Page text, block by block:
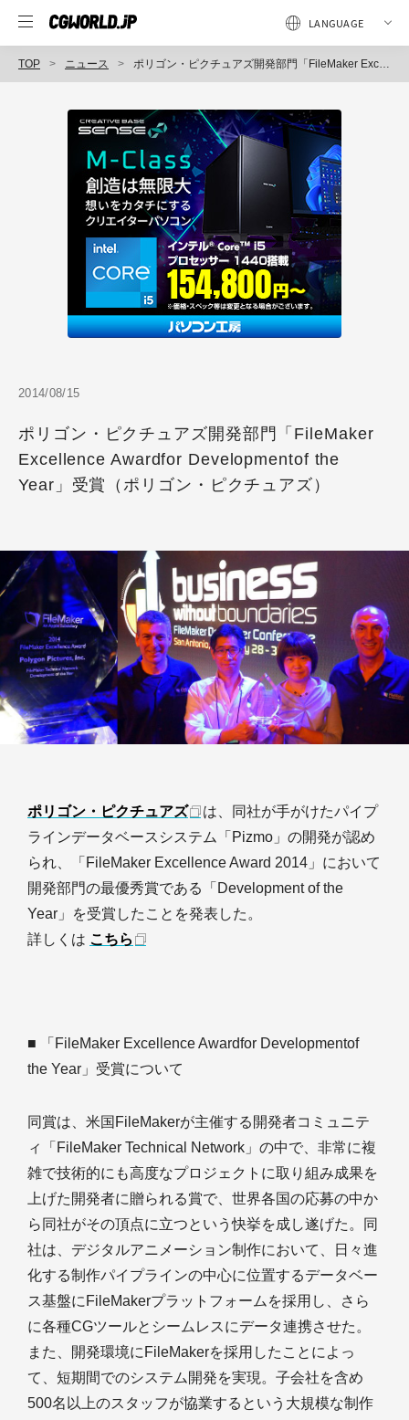
TOP ニュース ポリゴン・ピクチュアズ開発部門「FileMaker Excellence Awardfor Developmentof the Year」受賞（ポリゴン・ピクチュアズ）
2014/08/15
ポリゴン・ピクチュアズ開発部門「FileMaker
Excellence Awardfor Developmentof the
Year」受賞（ポリゴン・ピクチュアズ）
ポリゴン・ピクチュアズ
は、同社が手がけたパイプ
ラインデータベースシステム「Pizmo」の開発が認め
られ、「FileMaker Excellence Award 2014」において
開発部門の最優秀賞である「Development of the
Year」を受賞したことを発表した。
詳しくは こちら
■ 「FileMaker Excellence Awardfor Developmentof
the Year」受賞について
同賞は、米国FileMakerが主催する開発者コミュニテ
ィ「FileMaker Technical Network」の中で、非常に複
雑で技術的にも高度なプロジェクトに取り組み成果を
上げた開発者に贈られる賞で、世界各国の応募の中か
ら同社がその頂点に立つという快挙を成し遂げた。同
社は、デジタルアニメーション制作において、日々進
化する制作パイプラインの中心に位置するデータベー
ス基盤にFileMakerプラットフォームを採用し、さら
に各種CGツールとシームレスにデータ連携させた。
また、開発環境にFileMakerを採用したことによっ
て、短期間でのシステム開発を実現。子会社を含め
500名以上のスタッフが協業するという大規模な制作